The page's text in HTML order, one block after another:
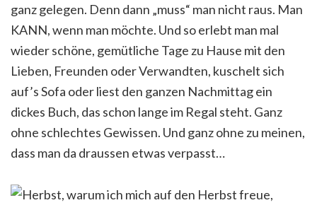
ganz gelegen. Denn dann „muss“ man nicht raus. Man
KANN, wenn man möchte. Und so erlebt man mal
wieder schöne, gemütliche Tage zu Hause mit den
Lieben, Freunden oder Verwandten, kuschelt sich
auf’s Sofa oder liest den ganzen Nachmittag ein
dickes Buch, das schon lange im Regal steht. Ganz
ohne schlechtes Gewissen. Und ganz ohne zu meinen,
dass man da draussen etwas verpasst…